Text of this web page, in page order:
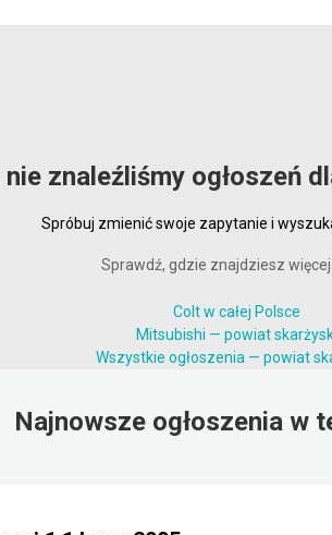
znaleźliśmy ogłoszeń
Spróbuj zmienić swoje zapytanie i
Sprawdź, gdzie znajdziesz
Colt w całej Polsce
Mitsubishi — powiat
Wszystkie ogłoszenia — powiat
Najnowsze ogłoszenia w